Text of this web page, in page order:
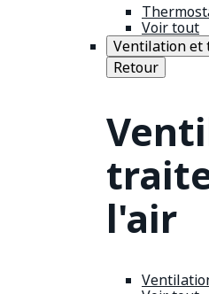
Voir tout
Ventilation et
Retour
l'air